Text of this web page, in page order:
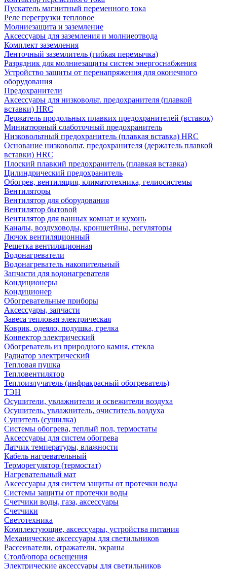
Пускатель магнитный переменного тока
Реле перегрузки тепловое
Молниезащита и заземление
Аксессуары для заземления и молниеотвода
Комплект заземления
Ленточный заземлитель (гибкая перемычка)
Разрядник для молниезащиты систем энергоснабжения
Устройство защиты от перенапряжения для оконечного
оборудования
Предохранители
Аксессуары для низковольт. предохранителя (плавкой
вставки) HRC
Держатель продольных плавких предохранителей (вставок)
Миниатюрный слаботочный предохранитель
Низковольтный предохранитель (плавкая вставка) HRC
Основание низковольт. предохранителя (держатель плавкой
вставки) HRC
Плоский плавкий предохранитель (плавкая вставка)
Цилиндрический предохранитель
Обогрев, вентиляция, климатотехника, гелиосистемы
Вентиляторы
Вентилятор для оборудования
Вентилятор бытовой
Вентилятор для ванных комнат и кухонь
Каналы, воздуховоды, кроншетйны, регуляторы
Лючок вентиляционный
Решетка вентиляционная
Водонагреватели
Водонагреватель накопительный
Запчасти для водонагревателя
Кондиционеры
Кондиционер
Обогревательные приборы
Аксессуары, запчасти
Завеса тепловая электрическая
Коврик, одеяло, подушка, грелка
Конвектор электрический
Обогреватель из природного камня, стекла
Радиатор электрический
Тепловая пушка
Тепловентилятор
Теплоизлучатель (инфракрасный обогреватель)
ТЭН
Осушители, увлажнители и освежители воздуха
Осушитель, увлажнитель, очиститель воздуха
Сушитель (сушилка)
Системы обогрева, теплый пол, термостаты
Аксессуары для систем обогрева
Датчик температуры, влажности
Кабель нагревательный
Терморегулятор (термостат)
Нагревательный мат
Аксессуары для систем защиты от протечки воды
Системы защиты от протечки воды
Счетчики воды, газа, аксессуары
Счетчики
Светотехника
Комплектующие, аксессуары, устройства питания
Механические аксессуары для светильников
Рассеиватели, отражатели, экраны
Столб/опора освещения
Электрические аксессуары для светильников